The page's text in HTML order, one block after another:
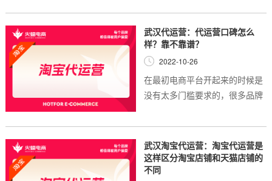
况来看，如果真的要选择做代运
营的话，究竟要注...
武汉代运营：代运营口碑怎么
样？靠不靠谱？
2022-10-26
在最初电商平台开起来的时候是
没有太多门槛要求的，很多品牌
网店运营的商家比比皆是。于是
在当前的市场环境下，出现了不
少的帮助别人店...
武汉淘宝代运营：淘宝代运营是
这样区分淘宝店铺和天猫店铺的
不同